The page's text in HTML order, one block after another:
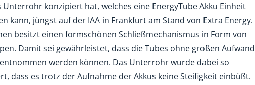
Unterrohr konzipiert hat, welches eine EnergyTube Akku Einheit
kann, jüngst auf der IAA in Frankfurt am Stand von Extra Energy.
besitzt einen formschönen Schließmechanismus in Form von
Damit sei gewährleistet, dass die Tubes ohne großen Aufwand
werden können. Das Unterrohr wurde dabei so
dass es trotz der Aufnahme der Akkus keine Steifigkeit einbüßt.